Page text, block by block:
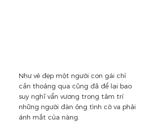
Như vẻ đẹp một người con gái chỉ
cần thoảng qua cũng đã để lại bao
suy nghĩ vẩn vương trong tâm trí
những người đàn ông tình cờ va phải
ánh mắt của nàng.